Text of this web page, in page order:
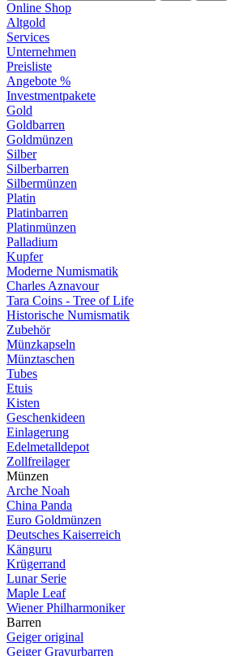
Online Shop
Altgold
Services
Unternehmen
Preisliste
Angebote %
Investmentpakete
Gold
Goldbarren
Goldmünzen
Silber
Silberbarren
Silbermünzen
Platin
Platinbarren
Platinmünzen
Palladium
Kupfer
Moderne Numismatik
Charles Aznavour
Tara Coins - Tree of Life
Historische Numismatik
Zubehör
Münzkapseln
Münztaschen
Tubes
Etuis
Kisten
Geschenkideen
Einlagerung
Edelmetalldepot
Zollfreilager
Münzen
Arche Noah
China Panda
Euro Goldmünzen
Deutsches Kaiserreich
Känguru
Krügerrand
Lunar Serie
Maple Leaf
Wiener Philharmoniker
Barren
Geiger original
Geiger Gravurbarren